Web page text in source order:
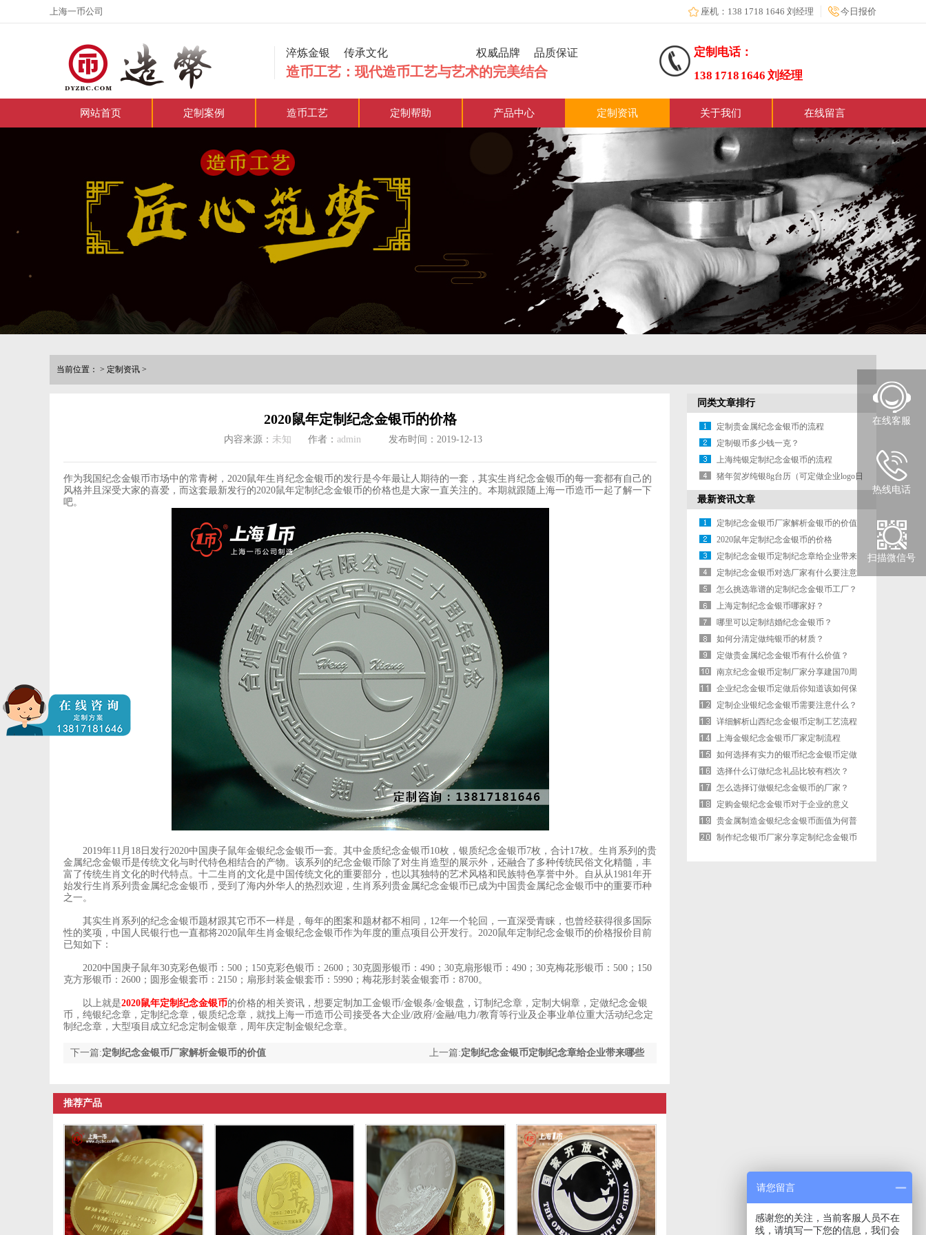
上海一币公司 座机：138 1718 1646 刘经理 今日报价
淬炼金银 传承文化 权威品牌 品质保证
造币工艺：现代造币工艺与艺术的完美结合
定制电话：
138 1718 1646 刘经理
网站首页 定制案例 造币工艺 定制帮助 产品中心 定制资讯 关于我们 在线留言
当前位置： > 定制资讯 >
2020鼠年定制纪念金银币的价格
内容来源： 未知 作者： admin 发布时间：2019-12-13
作为我国纪念金银币市场中的常青树，2020鼠年生肖纪念金银币的发行是今年最让人期待的一套，其实生肖纪念金银币的每一套都有自己的
风格并且深受大家的喜爱，而这套最新发行的2020鼠年定制纪念金银币的价格也是大家一直关注的。本期就跟随上海一币造币一起了解一下
吧。
2019年11月18日发行2020中国庚子鼠年金银纪念金银币一套。其中金质纪念金银币10枚，银质纪念金银币7枚，合计17枚。生肖系列的贵
金属纪念金银币是传统文化与时代特色相结合的产物。该系列的纪念金银币除了对生肖造型的展示外，还融合了多种传统民俗文化精髓，丰
富了传统生肖文化的时代特点。十二生肖的文化是中国传统文化的重要部分，也以其独特的艺术风格和民族特色享誉中外。自从从1981年开
始发行生肖系列贵金属纪念金银币，受到了海内外华人的热烈欢迎，生肖系列贵金属纪念金银币已成为中国贵金属纪念金银币中的重要币种
之一。
其实生肖系列的纪念金银币题材跟其它币不一样是，每年的图案和题材都不相同，12年一个轮回，一直深受青睐，也曾经获得很多国际
性的奖项，中国人民银行也一直都将2020鼠年生肖金银纪念金银币作为年度的重点项目公开发行。2020鼠年定制纪念金银币的价格报价目前
已知如下：
2020中国庚子鼠年30克彩色银币：500；150克彩色银币：2600；30克圆形银币：490；30克扇形银币：490；30克梅花形银币：500；150
克方形银币：2600；圆形金银套币：2150；扇形封装金银套币：5990；梅花形封装金银套币：8700。
以上就是2020鼠年定制纪念金银币的价格的相关资讯，想要定制加工金银币/金银条/金银盘，订制纪念章，定制大铜章，定做纪念金银
币，纯银纪念章，定制纪念章，银质纪念章，就找上海一币造币公司接受各大企业/政府/金融/电力/教育等行业及企事业单位重大活动纪念定
制纪念章，大型项目成立纪念定制金银章，周年庆定制金银纪念章。
上一篇:定制纪念金银币定制纪念章给企业带来哪些
下一篇:定制纪念金银币厂家解析金银币的价值
推荐产品
同类文章排行
定制贵金属纪念金银币的流程
定制银币多少钱一克？
上海纯银定制纪念金银币的流程
猪年贺岁纯银8g台历（可定做企业logo日
历）
最新资讯文章
定制纪念金银币厂家解析金银币的价值
2020鼠年定制纪念金银币的价格
定制纪念金银币定制纪念章给企业带来
哪些好处？
定制纪念金银币对选厂家有什么要注意
的吗？
怎么挑选靠谱的定制纪念金银币工厂？
上海定制纪念金银币哪家好？
哪里可以定制结婚纪念金银币？
如何分清定做纯银币的材质？
定做贵金属纪念金银币有什么价值？
南京纪念金银币定制厂家分享建国70周
年纪念金银币的寓意
企业纪念金银币定做后你知道该如何保
存吗？
定制企业银纪念金银币需要注意什么？
详细解析山西纪念金银币定制工艺流程
上海金银纪念金银币厂家定制流程
如何选择有实力的银币纪念金银币定做
厂家？
选择什么订做纪念礼品比较有档次？
怎么选择订做银纪念金银币的厂家？
定购金银纪念金银币对于企业的意义
贵金属制造金银纪念金银币面值为何普
遍较低？
制作纪念银币厂家分享定制纪念金银币
在线客服
热线电话
扫描微信号
请您留言
感谢您的关注，当前客服人员不在
线，请填写一下您的信息，我们会